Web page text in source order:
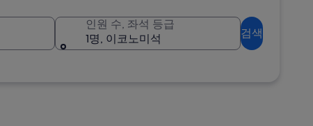
인원 수, 좌석 등급
1명, 이코노미석
검색